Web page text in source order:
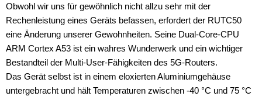
Obwohl wir uns für gewöhnlich nicht allzu sehr mit der
Rechenleistung eines Geräts befassen, erfordert der RUTC50
eine Änderung unserer Gewohnheiten. Seine Dual-Core-CPU
ARM Cortex A53 ist ein wahres Wunderwerk und ein wichtiger
Bestandteil der Multi-User-Fähigkeiten des 5G-Routers.
Das Gerät selbst ist in einem eloxierten Aluminiumgehäuse
untergebracht und hält Temperaturen zwischen -40 °C und 75 °C